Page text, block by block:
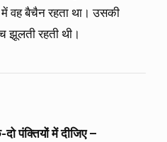
में वह बैचैन रहता था। उसकी
झूलती रहती थी।
पंक्तियों में दीजिए –